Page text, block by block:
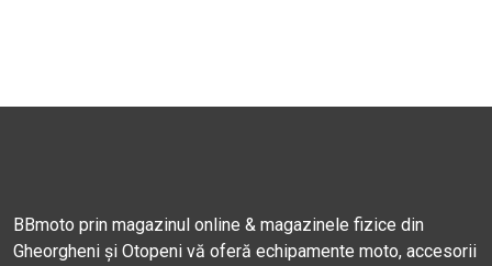
BBmoto prin magazinul online & magazinele fizice din
Gheorgheni și Otopeni vă oferă echipamente moto, accesorii